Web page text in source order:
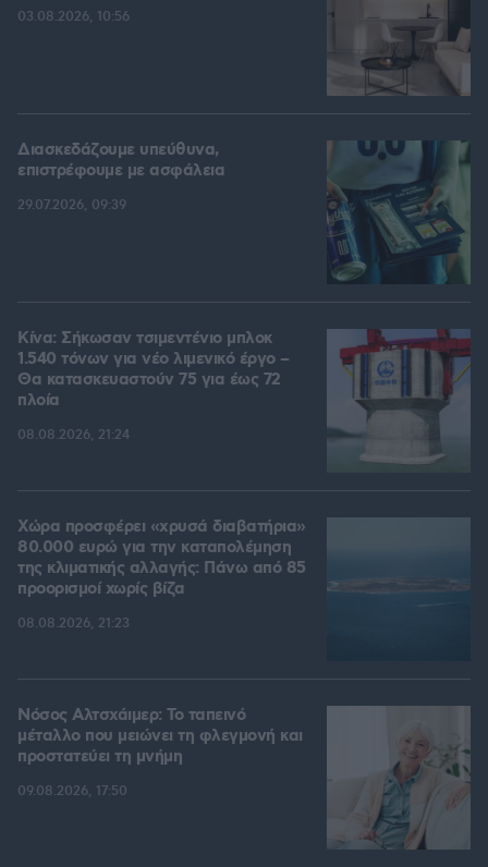
03.08.2026, 10:56
Διασκεδάζουμε υπεύθυνα,
επιστρέφουμε με ασφάλεια
29.07.2026, 09:39
Κίνα: Σήκωσαν τσιμεντένιο μπλοκ
1.540 τόνων για νέο λιμενικό έργο –
Θα κατασκευαστούν 75 για έως 72
πλοία
08.08.2026, 21:24
Χώρα προσφέρει «χρυσά διαβατήρια»
80.000 ευρώ για την καταπολέμηση
της κλιματικής αλλαγής: Πάνω από 85
προορισμοί χωρίς βίζα
08.08.2026, 21:23
Νόσος Αλτσχάιμερ: Το ταπεινό
μέταλλο που μειώνει τη φλεγμονή και
προστατεύει τη μνήμη
09.08.2026, 17:50